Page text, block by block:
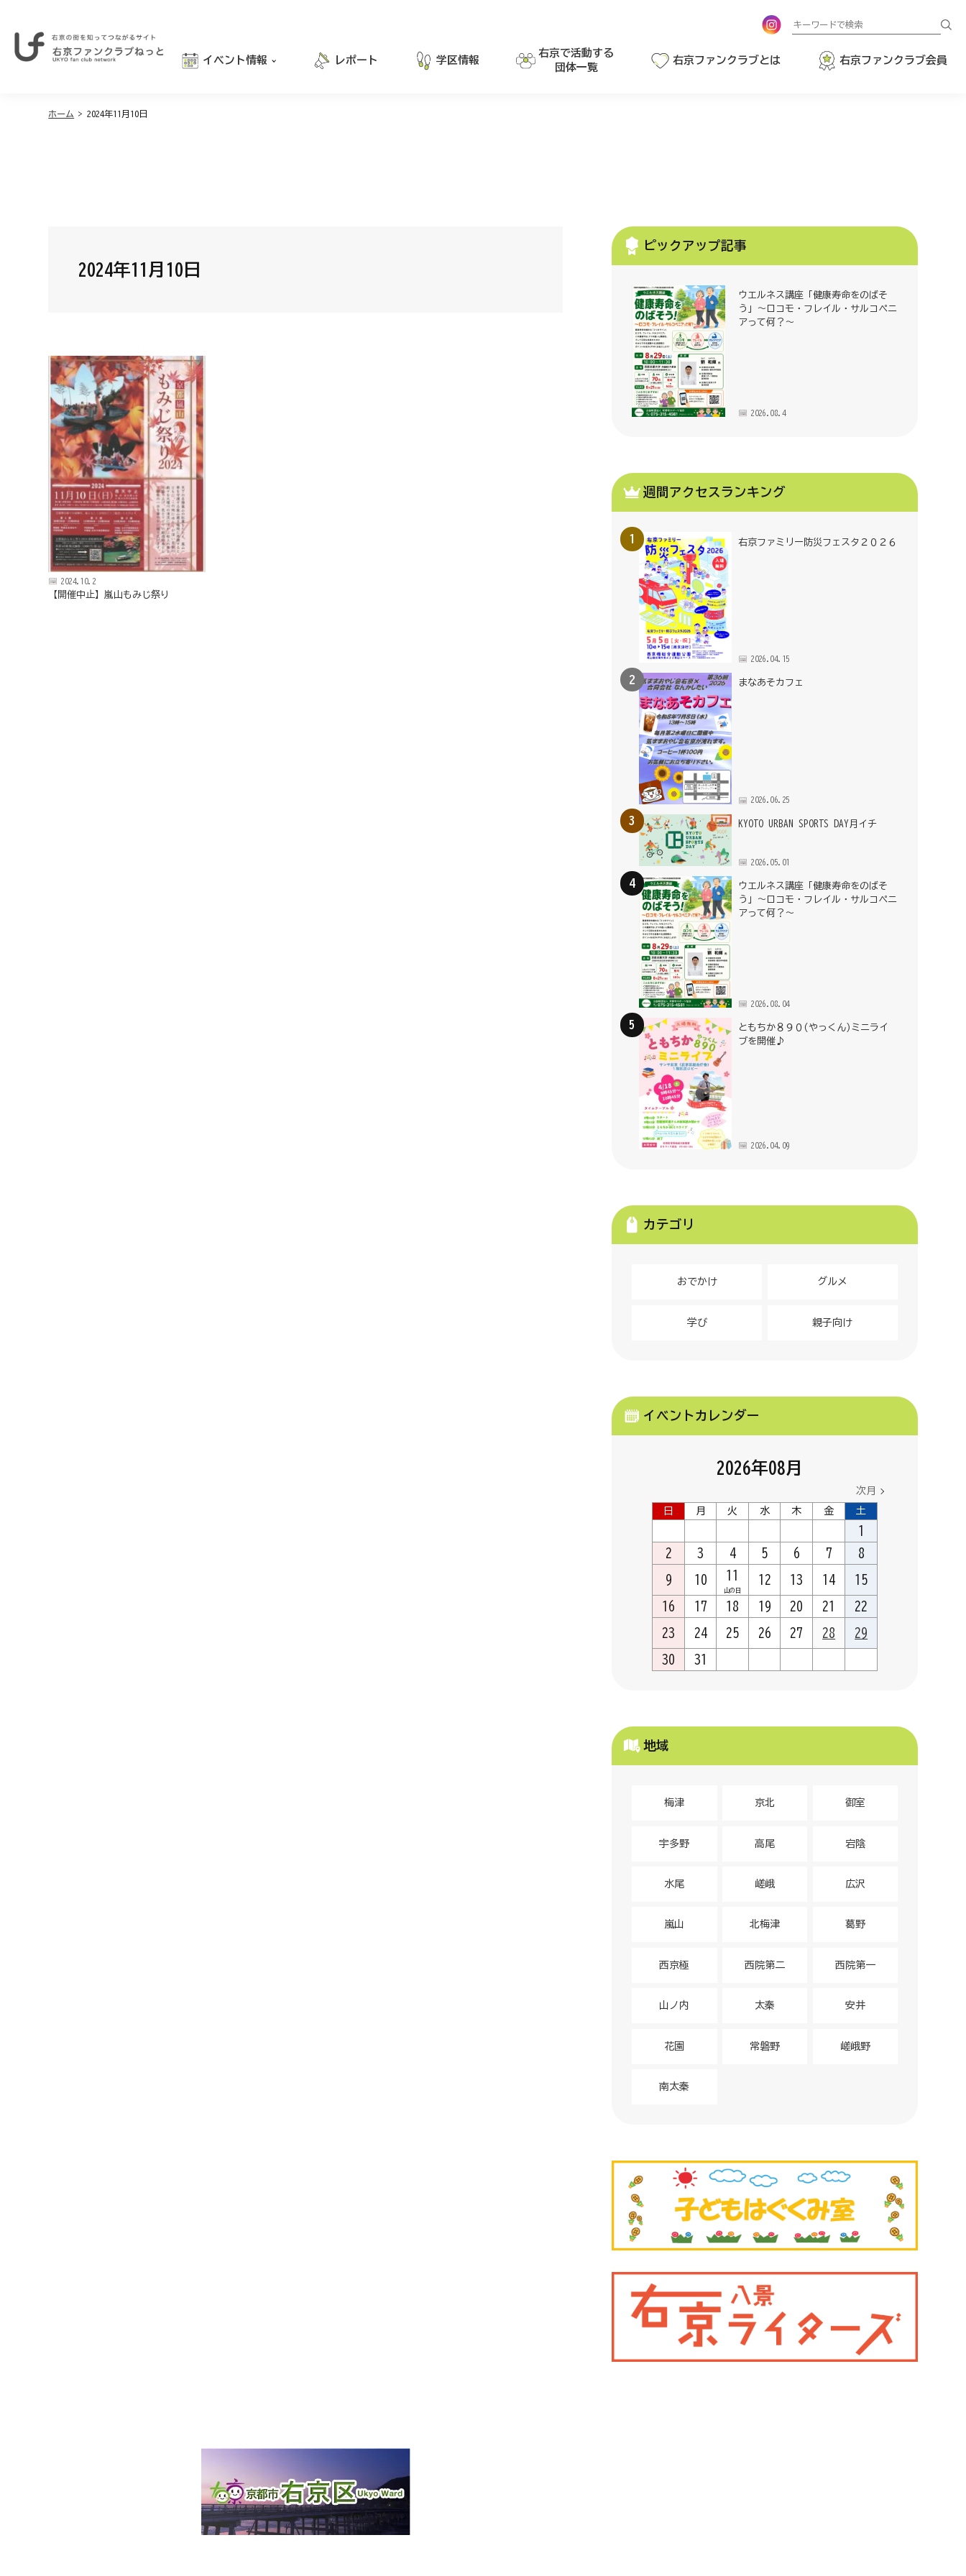
イベント情報 レポート 学区情報
右京で活動する
団体一覧
右京ファンクラブとは 右京ファンクラブ会員
ホーム >2024年11月10日
2024年11月10日
2024.10.2
【開催中止】嵐山もみじ祭り
ピックアップ記事
ウエルネス講座「健康寿命をのばそ
う」～ロコモ・フレイル・サルコペニ
アって何？～
2026.08.4
週間アクセスランキング
右京ファミリー防災フェスタ２０２６
2026.04.15
まなあそカフェ
2026.06.25
KYOTO URBAN SPORTS DAY月イチ
2026.05.01
ウエルネス講座「健康寿命をのばそ
う」～ロコモ・フレイル・サルコペニ
アって何？～
2026.08.04
ともちか８９０(やっくん)ミニライ
ブを開催♪
2026.04.09
カテゴリ
おでかけ グルメ
学び 親子向け
イベントカレンダー
2026年08月
次月
日
月 火 水 木 金 土
1
2
3 4 5 6 7 8
9 10 11
山の日
12 13 14 15
16 17 18 19 20 21 22
23 24 25 26 27 28 29
30 31
地域
梅津 京北 御室
宇多野 高尾 宕陰
水尾 嵯峨 広沢
嵐山 北梅津 葛野
西京極 西院第二 西院第一
山ノ内 太秦 安井
花園 常磐野 嵯峨野
南太秦